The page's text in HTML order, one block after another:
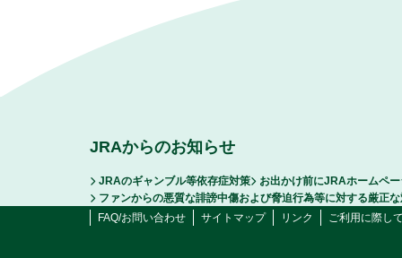
JRAからのお知らせ
JRAのギャンブル等依存症対策
お出かけ前にJRAホームペ
ファンからの悪質な誹謗中傷および脅迫行為等に対する厳正
FAQ/お問い合わせ
サイトマップ リンク ご利用に際し